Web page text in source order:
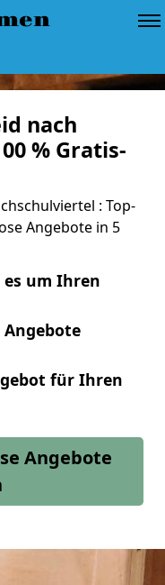
nach
% Gratis-
: Top-
Angebote in 5
um Ihren
für Ihren
Angebote